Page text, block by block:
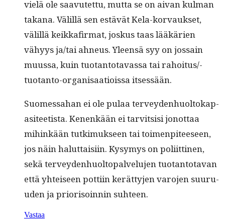
vielä ole saavutet­tu, mut­ta se on aivan kul­man
takana. Välil­lä sen estävät Kela-kor­vauk­set,
välil­lä keikkafir­mat, joskus taas lääkärien
vähyys ja/tai ahneus. Yleen­sä syy on jos­sain
muus­sa, kuin tuotan­to­tavas­sa tai rahoi­tus/­
tuotan­to-organ­isaa­tiois­sa itsessään.
Suomes­sa­han ei ole pulaa ter­vey­den­huoltoka­p­
a­siteetista. Kenenkään ei tarvit­sisi jonot­taa
mihinkään tutkimuk­seen tai toimen­piteeseen,
jos näin halut­taisi­in. Kysymys on poli­it­ti­nen,
sekä ter­vey­den­huoltopalvelu­jen tuotan­to­ta­van
että yhteiseen pot­ti­in kerät­ty­jen varo­jen suu­ru­
u­den ja pri­or­isoin­nin suhteen.
Vastaa